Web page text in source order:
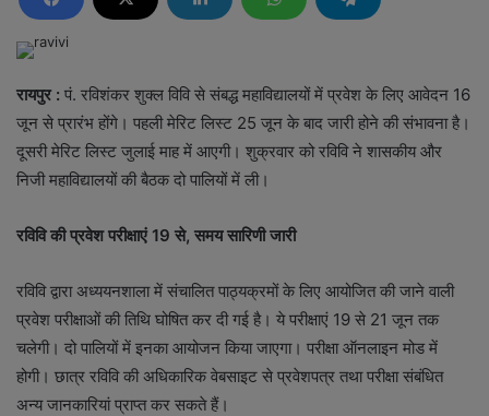
रायपुर : पं. रविशंकर शुक्ल विवि से संबद्ध महाविद्यालयों में प्रवेश के लिए आवेदन 16
जून से प्रारंभ होंगे। पहली मेरिट लिस्ट 25 जून के बाद जारी होने की संभावना है।
दूसरी मेरिट लिस्ट जुलाई माह में आएगी। शुक्रवार को रविवि ने शासकीय और
निजी महाविद्यालयों की बैठक दो पालियों में ली।
रविवि की प्रवेश परीक्षाएं 19 से, समय सारिणी जारी
रविवि द्वारा अध्ययनशाला में संचालित पाठ्यक्रमों के लिए आयोजित की जाने वाली
प्रवेश परीक्षाओं की तिथि घोषित कर दी गई है। ये परीक्षाएं 19 से 21 जून तक
चलेगी। दो पालियों में इनका आयोजन किया जाएगा। परीक्षा ऑनलाइन मोड में
होगी। छात्र रविवि की अधिकारिक वेबसाइट से प्रवेशपत्र तथा परीक्षा संबंधित
अन्य जानकारियां प्राप्त कर सकते हैं।